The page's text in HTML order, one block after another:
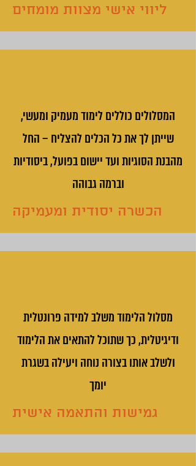
ליווי אישי מצוות מומחים
המסלולים כוללים לימוד מעמיק ומעשי,
שייתן לך את כל הכלים להצליח – החל
מהבנת הסוגיות ועד יישום בפועל, ביסודיות
וברמה גבוהה
הכשרה יסודית ומעמיקה
מסלול הלימוד משלב למידה פרונטלית
ודיגיטלית, כך שתוכל להתאים את הלימוד
ולשלב אותו בצורה נוחה ויעילה בשגרת
יומך
גמישות והתאמה אישית